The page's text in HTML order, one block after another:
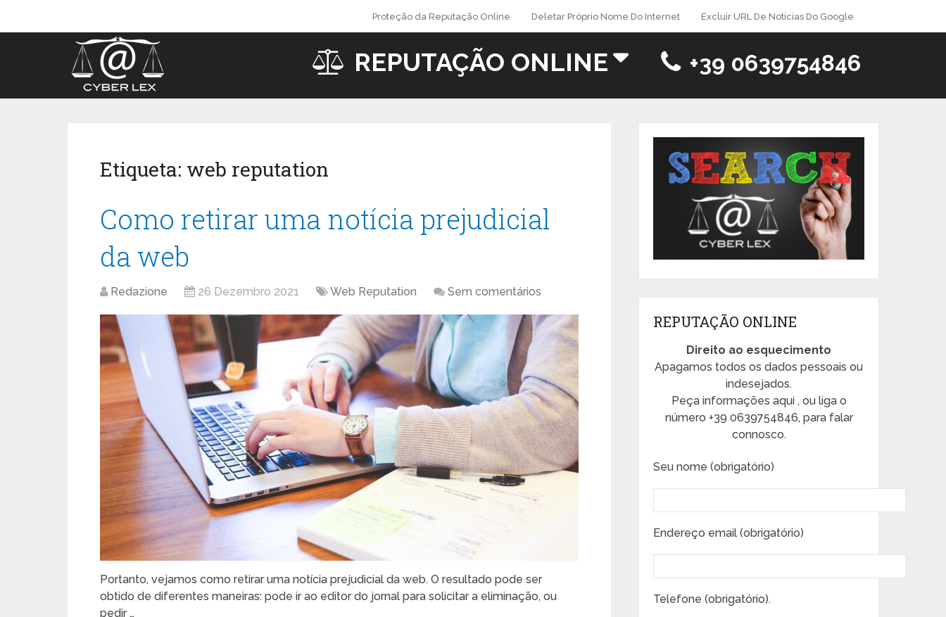
Proteção da Reputação Online Deletar Próprio Nome Do Internet Excluir URL De Notícias Do Google
REPUTAÇÃO ONLINE +39 0639754846
Etiqueta: web reputation
Como retirar uma notícia prejudicial
da web
Redazione 26 Dezembro 2021 Web Reputation Sem comentários
Portanto, vejamos como retirar uma notícia prejudicial da web. O resultado pode ser
obtido de diferentes maneiras: pode ir ao editor do jornal para solicitar a eliminação, ou
pedir …
REPUTAÇÃO ONLINE
Direito ao esquecimento
Apagamos todos os dados pessoais ou
indesejados.
Peça informações aqui , ou liga o
número +39 0639754846, para falar
connosco.
Seu nome (obrigatório)
Endereço email (obrigatório)
Telefone (obrigatório).